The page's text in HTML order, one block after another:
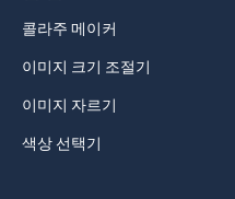
콜라주 메이커
이미지 크기 조절기
이미지 자르기
색상 선택기